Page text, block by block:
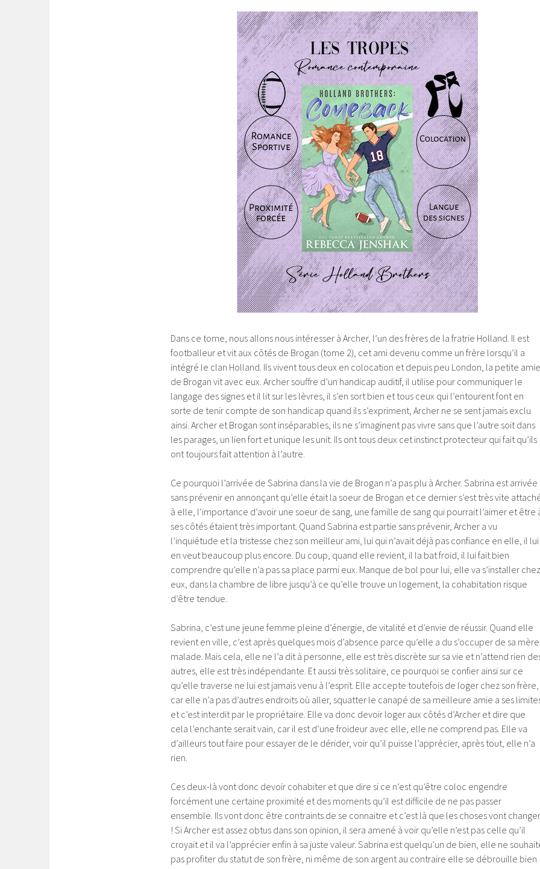
Dans ce tome, nous allons nous intéresser à Archer, l’un des frères de la fratrie Holland. Il est
footballeur et vit aux côtés de Brogan (tome 2), cet ami devenu comme un frère lorsqu’il a
intégré le clan Holland. Ils vivent tous deux en colocation et depuis peu London, la petite amie
de Brogan vit avec eux. Archer souffre d’un handicap auditif, il utilise pour communiquer le
langage des signes et il lit sur les lèvres, il s’en sort bien et tous ceux qui l’entourent font en
sorte de tenir compte de son handicap quand ils s’expriment, Archer ne se sent jamais exclu
ainsi. Archer et Brogan sont inséparables, ils ne s’imaginent pas vivre sans que l’autre soit dans
les parages, un lien fort et unique les unit. Ils ont tous deux cet instinct protecteur qui fait qu’ils
ont toujours fait attention à l’autre.
Ce pourquoi l’arrivée de Sabrina dans la vie de Brogan n’a pas plu à Archer. Sabrina est arrivée
sans prévenir en annonçant qu’elle était la soeur de Brogan et ce dernier s’est très vite
à elle, l’importance d’avoir une soeur de sang, une famille de sang qui pourrait l’aimer et être
ses côtés étaient très important. Quand Sabrina est partie sans prévenir, Archer a vu
l’inquiétude et la tristesse chez son meilleur ami, lui qui n’avait déjà pas confiance en elle, il lui
en veut beaucoup plus encore. Du coup, quand elle revient, il la bat froid, il lui fait bien
comprendre qu’elle n’a pas sa place parmi eux. Manque de bol pour lui, elle va s’installer chez
eux, dans la chambre de libre jusqu’à ce qu’elle trouve un logement, la cohabitation risque
d’être tendue.
Sabrina, c’est une jeune femme pleine d’énergie, de vitalité et d’envie de réussir. Quand elle
revient en ville, c’est après quelques mois d’absence parce qu’elle a du s’occuper de sa
malade. Mais cela, elle ne l’a dit à personne, elle est très discrète sur sa vie et n’attend rien
autres, elle est très indépendante. Et aussi très solitaire, ce pourquoi se confier ainsi sur ce
qu’elle traverse ne lui est jamais venu à l’esprit. Elle accepte toutefois de loger chez son frère,
car elle n’a pas d’autres endroits où aller, squatter le canapé de sa meilleure amie a ses
et c’est interdit par le propriétaire. Elle va donc devoir loger aux côtés d’Archer et dire que
cela l’enchante serait vain, car il est d’une froideur avec elle, elle ne comprend pas. Elle va
d’ailleurs tout faire pour essayer de le dérider, voir qu’il puisse l’apprécier, après tout, elle n’a
rien.
Ces deux-là vont donc devoir cohabiter et que dire si ce n’est qu’être coloc engendre
forcément une certaine proximité et des moments qu’il est difficile de ne pas passer
ensemble. Ils vont donc être contraints de se connaitre et c’est là que les choses vont changer
! Si Archer est assez obtus dans son opinion, il sera amené à voir qu’elle n’est pas celle qu’il
croyait et il va l’apprécier enfin à sa juste valeur. Sabrina est quelqu’un de bien, elle ne
pas profiter du statut de son frère, ni même de son argent au contraire elle se débrouille bien